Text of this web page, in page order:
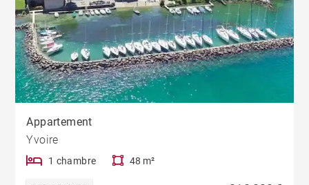
Appartement
Yvoire
1 chambre 48 m²